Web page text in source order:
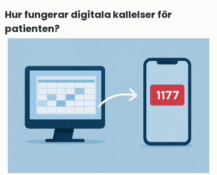
Hur fungerar digitala kallelser för
patienten?